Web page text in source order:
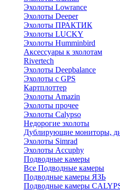
Эхолоты Lowrance
Эхолоты Deeper
Эхолоты ПРАКТИК
Эхолоты LUCKY
Эхолоты Humminbird
Аксессуары к эхолотам
Rivertech
Эхолоты Deepbalance
Эхолоты с GPS
Картплоттер
Эхолоты Amazin
Эхолоты прочее
Эхолоты Calypso
Недорогие эхолоты
Дублирующие мониторы,
Эхолоты Simrad
Эхолоты Accuphy
Подводные камеры
Все Подводные камеры
Подводные камеры ЯЗЬ
Подводные камеры